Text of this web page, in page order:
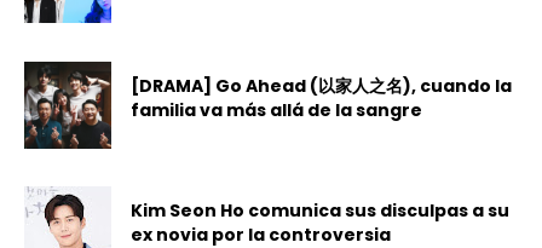
[DRAMA] Go Ahead (以家人之名), cuando la
familia va más allá de la sangre
Kim Seon Ho comunica sus disculpas a su
ex novia por la controversia